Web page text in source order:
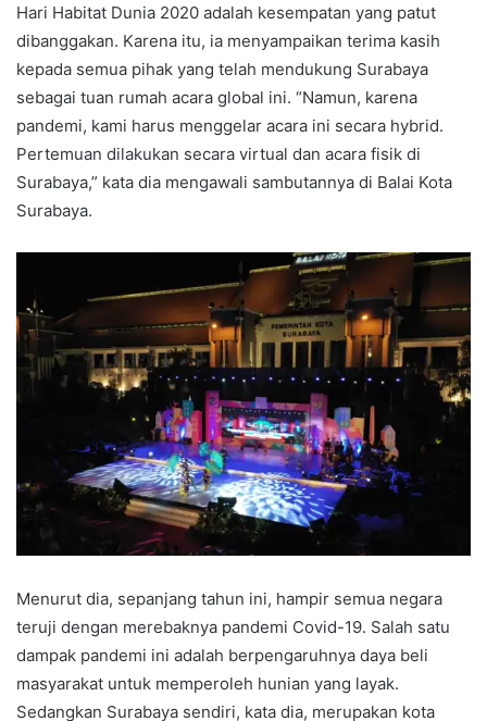
Hari Habitat Dunia 2020 adalah kesempatan yang patut
dibanggakan. Karena itu, ia menyampaikan terima kasih
kepada semua pihak yang telah mendukung Surabaya
sebagai tuan rumah acara global ini. “Namun, karena
pandemi, kami harus menggelar acara ini secara hybrid.
Pertemuan dilakukan secara virtual dan acara fisik di
Surabaya,” kata dia mengawali sambutannya di Balai Kota
Surabaya.
Menurut dia, sepanjang tahun ini, hampir semua negara
teruji dengan merebaknya pandemi Covid-19. Salah satu
dampak pandemi ini adalah berpengaruhnya daya beli
masyarakat untuk memperoleh hunian yang layak.
Sedangkan Surabaya sendiri, kata dia, merupakan kota